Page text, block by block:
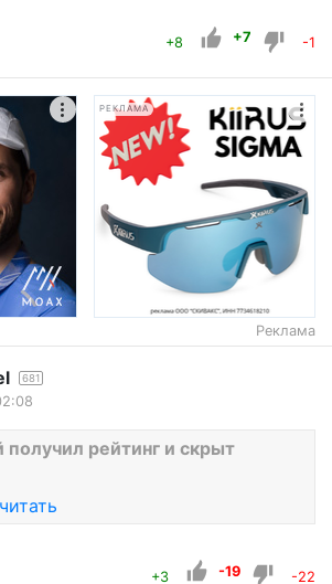
+8 +7 -1
РЕКЛАМА
Реклама
681
рейтинг и скрыт
+3 -19 -22